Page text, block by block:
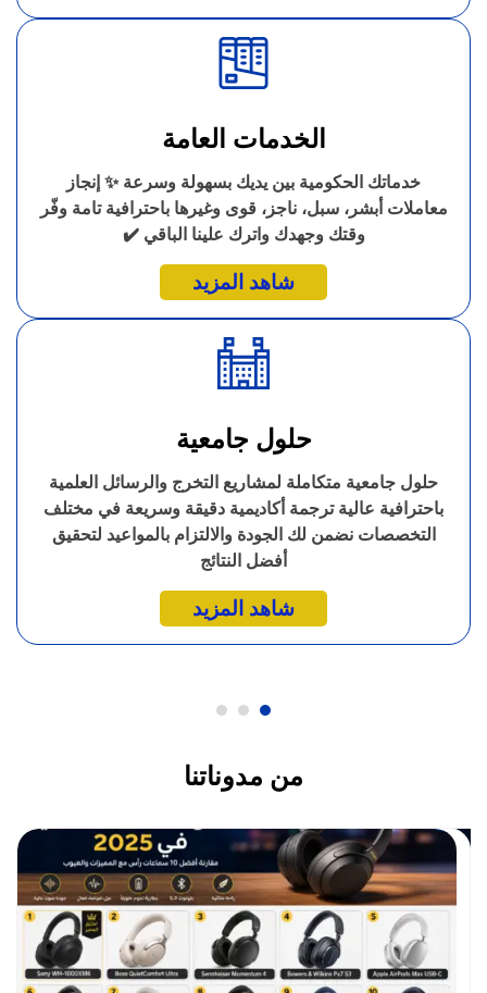
الخدمات العامة
خدماتك الحكومية بين يديك بسهولة وسرعة ✨ إنجاز
معاملات أبشر، سبل، ناجز، قوى وغيرها باحترافية تامة وفّر
وقتك وجهدك واترك علينا الباقي ✔️
شاهد المزيد
حلول جامعية
حلول جامعية متكاملة لمشاريع التخرج والرسائل العلمية
باحترافية عالية ترجمة أكاديمية دقيقة وسريعة في مختلف
التخصصات نضمن لك الجودة والالتزام بالمواعيد لتحقيق
أفضل النتائج
شاهد المزيد
من مدوناتنا